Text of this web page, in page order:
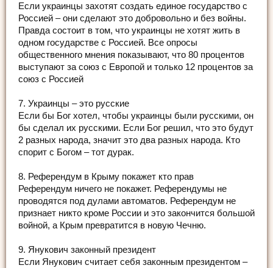
Если украинцы захотят создать единое государство с
Россией – они сделают это добровольно и без войны.
Правда состоит в том, что украинцы не хотят жить в
одном государстве с Россией. Все опросы
общественного мнения показывают, что 80 процентов
выступают за союз с Европой и только 12 процентов за
союз с Россией
7. Украинцы – это русские
Если бы Бог хотел, чтобы украинцы были русскими, он
бы сделал их русскими. Если Бог решил, что это будут
2 разных народа, значит это два разных народа. Кто
спорит с Богом – тот дурак.
8. Референдум в Крыму покажет кто прав
Референдум ничего не покажет. Референдумы не
проводятся под дулами автоматов. Референдум не
признает никто кроме России и это закончится большой
войной, а Крым превратится в новую Чечню.
9. Янукович законный президент
Если Янукович считает себя законным президентом –